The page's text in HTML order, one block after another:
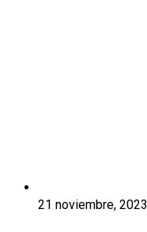
21 noviembre, 2023